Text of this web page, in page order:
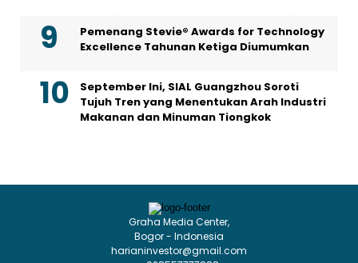
Pemenang Stevie® Awards for Technology
Excellence Tahunan Ketiga Diumumkan
September Ini, SIAL Guangzhou Soroti
Tujuh Tren yang Menentukan Arah Industri
Makanan dan Minuman Tiongkok
Graha Media Center,
Bogor - Indonesia
harianinvestor@gmail.com